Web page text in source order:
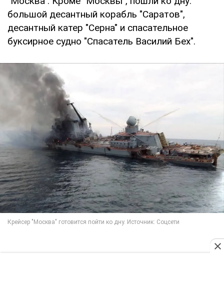
большой десантный корабль "Саратов",
десантный катер "Серна" и спасательное
буксирное судно "Спасатель Василий Бех".